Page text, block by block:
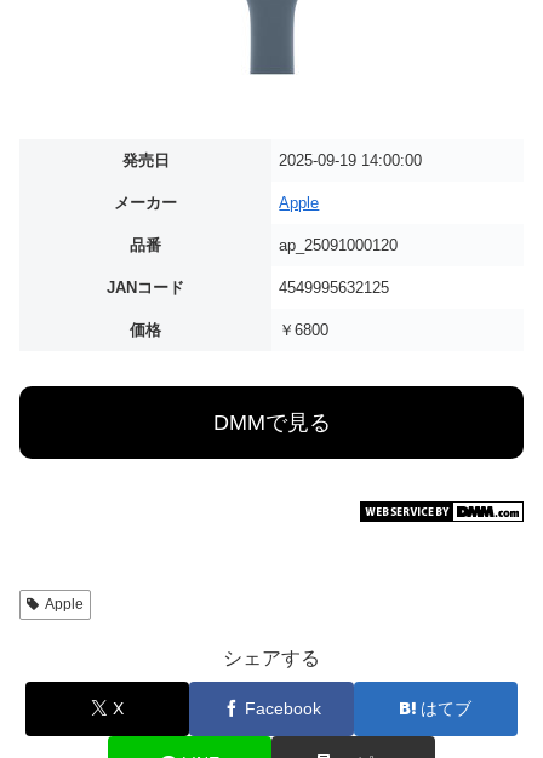
発売日 2025-09-19 14:00:00
メーカー Apple
品番 ap_25091000120
JANコード 4549995632125
価格 ￥6800
DMMで見る
Apple
シェアする
X Facebook はてブ